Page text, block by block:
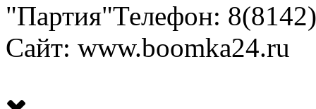
"Партия"Телефон:
Сайт: www.boomka24.ru